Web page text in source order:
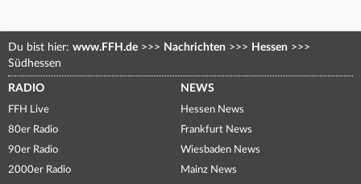
Du bist hier: www.FFH.de >>> Nachrichten >>> Hessen >>>
Südhessen
RADIO
FFH Live
80er Radio
90er Radio
2000er Radio
NEWS
Hessen News
Frankfurt News
Wiesbaden News
Mainz News